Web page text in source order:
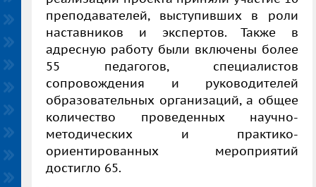
преподавателей, выступивших в роли
наставников и экспертов. Также в
адресную работу были включены более
55 педагогов, специалистов
сопровождения и руководителей
образовательных организаций, а общее
количество проведенных научно-
методических и практико-
ориентированных мероприятий
достигло 65.